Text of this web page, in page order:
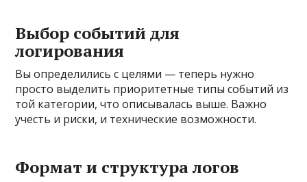
Выбор событий для
логирования
Вы определились с целями — теперь нужно
просто выделить приоритетные типы событий из
той категории, что описывалась выше. Важно
учесть и риски, и технические возможности.
Формат и структура логов